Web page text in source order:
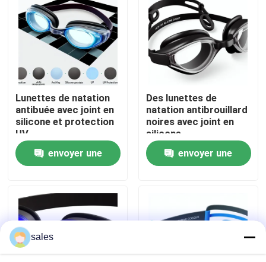
Visite d'usine
Contactez-nous
Nouvelles
Cas
Anti brouillard lunettes de natation
Lunettes de verres de sûreté
Lunettes de natation
antibuée avec joint en
silicone et protection
UV
envoyer une
Des lunettes de
natation antibrouillard
noires avec joint en
silicone
envoyer une
sales